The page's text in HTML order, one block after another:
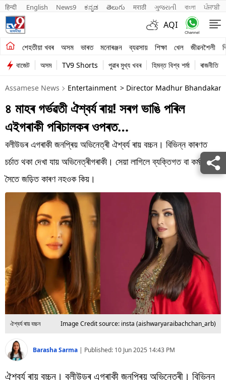
हिन्दी English News9 ಕನ್ನಡ తెలుగు मराठी ગુજરાતી বাংলা ਪੰਜਾਬੀ
AQI
শেহতীয়া খবৰ অসম ভাৰত মনোৰঞ্জন ব্যৱসায় শিক্ষা খেল জীৱনশৈলী
শেহতীয়া খবৰ
অসম
ভাৰত
মনোৰঞ্জন
ব্যৱসায়
শিক্ষা
খেল
জীৱনশৈলী
বিশ্ব
প্ৰযুক্তি
Videos
বাজেট অসম TV9 Shorts পুৱাৰ মুখ্য খবৰ হিমন্ত বিশ্ব শৰ্মা ৰাজনীতি
Assamese News Entertainment > Director Madhur Bhandakar
৪ মাহৰ গৰ্ভৱতী ঐশ্বৰ্য ৰায়! সৰগ ভাঙি পৰিল
এইগৰাকী পৰিচালকৰ ওপৰত…
বলীউডৰ এগৰাকী জনপ্ৰিয় অভিনেত্ৰী ঐশ্বৰ্য ৰায় বচ্চন। বিভিন্ন কাৰণত
চৰ্চাত থকা দেখা যায় অভিনেত্ৰীগৰাকী। সেয়া লাগিলে ব্যক্তিগত বা কৰ্মজীৱনৰ
সৈতে জড়িত কাৰণ নহওক কিয়।
ঐশ্বৰ্য ৰায় বচ্চন Image Credit source: insta (aishwaryaraibachchan_arb)
Barasha Sarma | Published: 10 Jun 2025 14:43 PM
ঐশ্বৰ্য ৰায় বচ্চন। বলীউডৰ এগৰাকী জনপ্ৰিয় অভিনেত্ৰী। বিভিন্ন